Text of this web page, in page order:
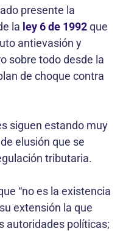
presente la
la ley 6 de 1992que
antievasión y
sobre todo desde la
de choque contra
siguen estando muy
elusión que se
tributaria.
“no es la existencia
extensión la que
autoridades políticas;